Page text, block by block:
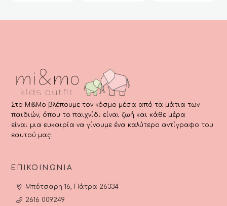
Στο Mi&Mo βλέπουμε τον κόσμο μέσα από τα μάτια των
παιδιών, όπου το παιχνίδι είναι ζωή και κάθε μέρα
είναι μια ευκαιρία να γίνουμε ένα καλύτερο αντίγραφο του
εαυτού μας.
ΕΠΙΚΟΙΝΩΝΊΑ
Μπότσαρη 16, Πάτρα 26334
2616 009249